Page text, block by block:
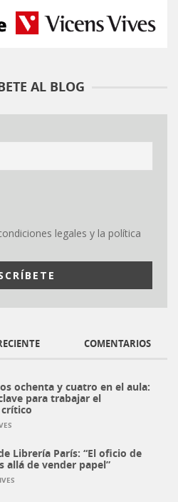
AL BLOG
legales y la política
COMENTARIOS
ochenta y cuatro en el aula:
para trabajar el
Librería París: “El oficio de
allá de vender papel”